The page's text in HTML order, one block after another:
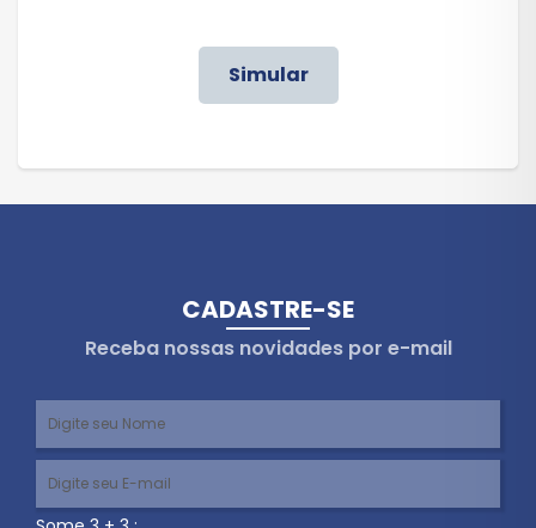
Simular
CADASTRE-SE
Receba nossas novidades por e-mail